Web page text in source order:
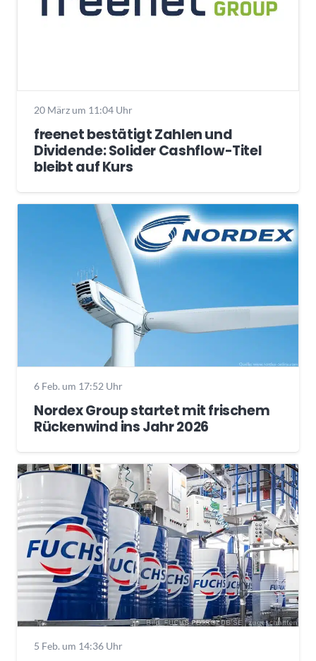
20 März um 11:04 Uhr
freenet bestätigt Zahlen und
Dividende: Solider Cashflow-Titel
bleibt auf Kurs
6 Feb. um 17:52 Uhr
Nordex Group startet mit frischem
Rückenwind ins Jahr 2026
5 Feb. um 14:36 Uhr